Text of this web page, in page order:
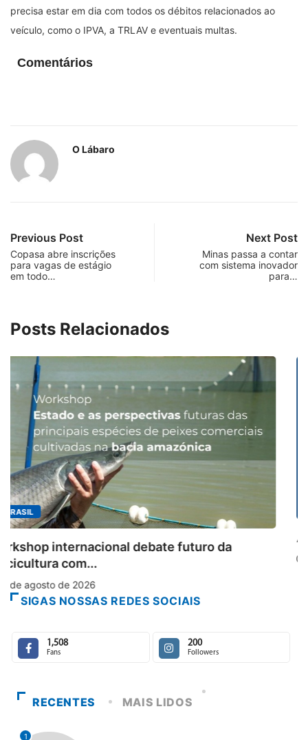
precisa estar em dia com todos os débitos relacionados ao
veículo, como o IPVA, a TRLAV e eventuais multas.
Comentários
O Lábaro
Previous Post
Copasa abre inscrições
para vagas de estágio
em todo…
Next Post
Minas passa a contar
com sistema inovador
para…
Posts Relacionados
MINAS GERAIS
Aberto o credenciamento de imprensa
6 de agosto de 2026
SIGAS NOSSAS REDES SOCIAIS
1,508
Fans
200
Followers
RECENTES MAIS LIDOS
1